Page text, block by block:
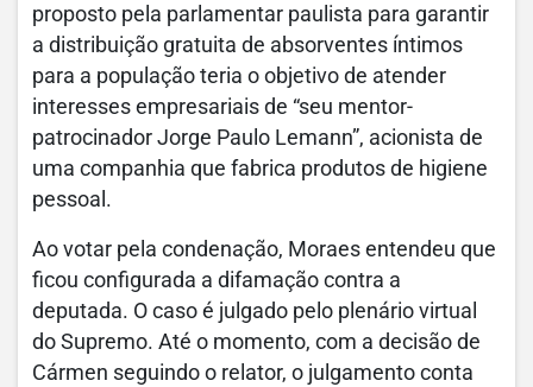
proposto pela parlamentar paulista para garantir
a distribuição gratuita de absorventes íntimos
para a população teria o objetivo de atender
interesses empresariais de “seu mentor-
patrocinador Jorge Paulo Lemann”, acionista de
uma companhia que fabrica produtos de higiene
pessoal.
Ao votar pela condenação, Moraes entendeu que
ficou configurada a difamação contra a
deputada. O caso é julgado pelo plenário virtual
do Supremo. Até o momento, com a decisão de
Cármen seguindo o relator, o julgamento conta